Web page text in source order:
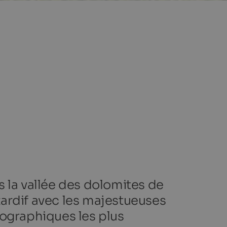
la vallée des dolomites de
avec les majestueuses
les plus